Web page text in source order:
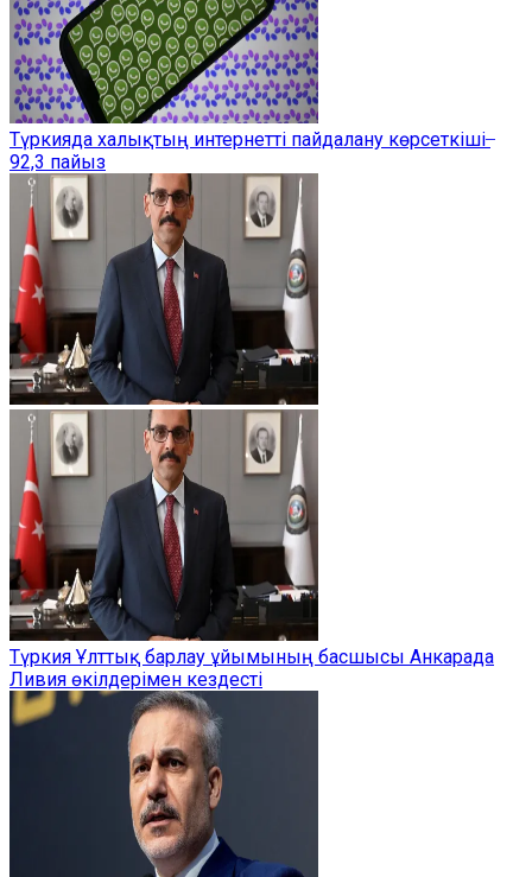
Түркияда халықтың интернетті пайдалану көрсеткіші ̶
92,3 пайыз
Түркия Ұлттық барлау ұйымының басшысы Анкарада
Ливия өкілдерімен кездесті